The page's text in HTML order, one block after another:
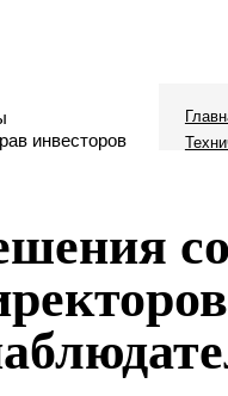
инвесторов